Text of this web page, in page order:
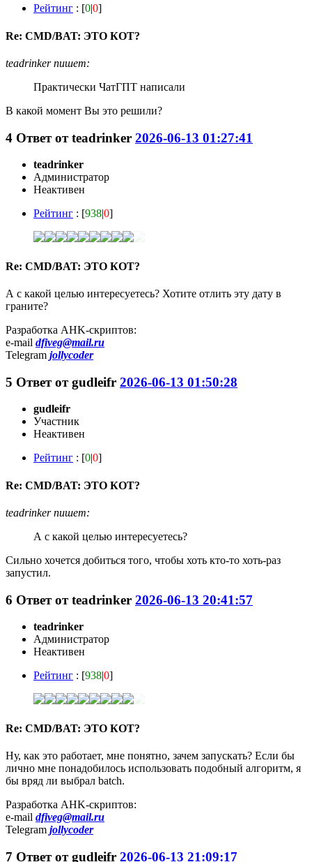
Рейтинг : [0|0]
Re: CMD/BAT: ЭТО КОТ?
teadrinker пишет:
Практически ЧатГПТ написали
В какой момент Вы это решили?
4 Ответ отteadrinker 2026-06-13 01:27:41
teadrinker
Администратор
Неактивен
Рейтинг : [938|0]
Re: CMD/BAT: ЭТО КОТ?
А с какой целью интересуетесь? Хотите отлить эту дату в
граните?
Разработка AHK-скриптов:
e-mail dfiveg@mail.ru
Telegram jollycoder
5 Ответ отgudleifr 2026-06-13 01:50:28
gudleifr
Участник
Неактивен
Рейтинг : [0|0]
Re: CMD/BAT: ЭТО КОТ?
teadrinker пишет:
А с какой целью интересуетесь?
Сильно хочется добиться того, чтобы хоть кто-то хоть-раз
запустил.
6 Ответ отteadrinker 2026-06-13 20:41:57
teadrinker
Администратор
Неактивен
Рейтинг : [938|0]
Re: CMD/BAT: ЭТО КОТ?
Ну, как это работает, мне понятно, зачем запускать? Если бы
лично мне понадобилось использовать подобный алгоритм, я
бы вряд ли выбрал batch.
Разработка AHK-скриптов:
e-mail dfiveg@mail.ru
Telegram jollycoder
7 Ответ отgudleifr 2026-06-13 21:09:17